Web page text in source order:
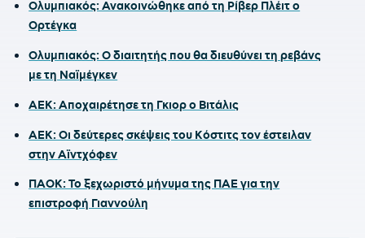
Ολυμπιακός: Ανακοινώθηκε από τη Ρίβερ Πλέιτ ο
Ορτέγκα
Ολυμπιακός: Ο διαιτητής που θα διευθύνει τη ρεβάνς
με τη Ναϊμέγκεν
ΑΕΚ: Αποχαιρέτησε τη Γκιορ ο Βιτάλις
ΑΕΚ: Οι δεύτερες σκέψεις του Κόστιτς τον έστειλαν
στην Αϊντχόφεν
ΠΑΟΚ: Το ξεχωριστό μήνυμα της ΠΑΕ για την
επιστροφή Γιαννούλη